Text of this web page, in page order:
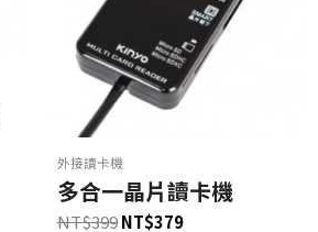
外接讀卡機
多合一晶片讀卡機
NT$399 NT$379